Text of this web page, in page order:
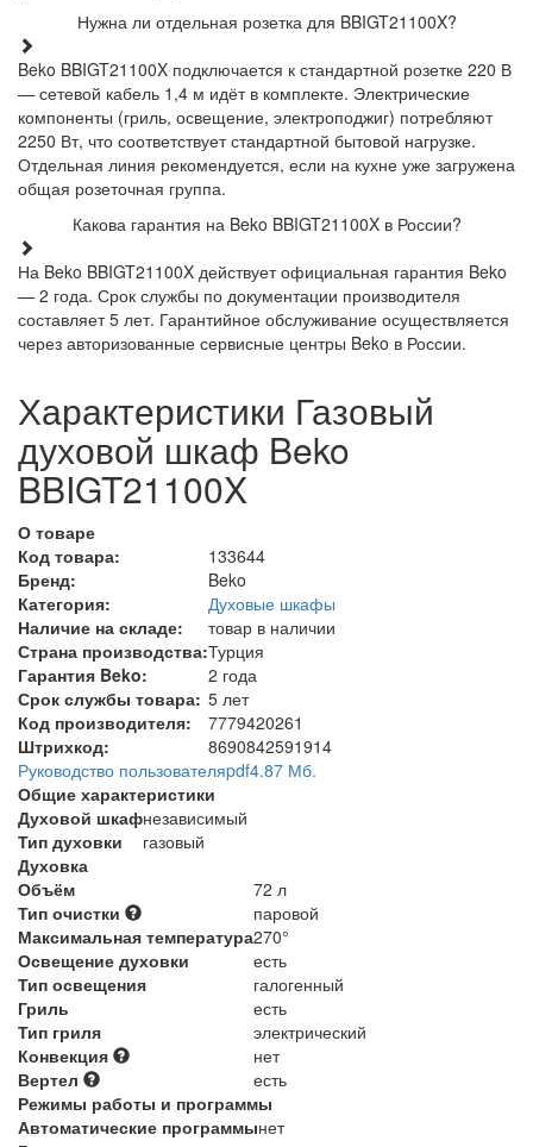
Нужна ли отдельная розетка для BBIGT21100X?
Beko BBIGT21100X подключается к стандартной розетке 220 В
— сетевой кабель 1,4 м идёт в комплекте. Электрические
компоненты (гриль, освещение, электроподжиг) потребляют
2250 Вт, что соответствует стандартной бытовой нагрузке.
Отдельная линия рекомендуется, если на кухне уже загружена
общая розеточная группа.
Какова гарантия на Beko BBIGT21100X в России?
На Beko BBIGT21100X действует официальная гарантия Beko
— 2 года. Срок службы по документации производителя
составляет 5 лет. Гарантийное обслуживание осуществляется
через авторизованные сервисные центры Beko в России.
Характеристики Газовый
духовой шкаф Beko
BBIGT21100X
О товаре
Код товара:
133644
Бренд:
Beko
Категория:
Духовые шкафы
Наличие на складе:
товар в наличии
Страна производства:Турция
Гарантия Beko:
2 года
Срок службы товара: 5 лет
Код производителя:
7779420261
Штрихкод:
8690842591914
Руководство пользователяpdf4.87 Мб.
Общие характеристики
Духовой шкафнезависимый
Тип духовки
газовый
Духовка
Объём
72 л
Тип очистки
паровой
Максимальная температура270°
Освещение духовки
есть
Тип освещения
галогенный
Гриль
есть
Тип гриля
электрический
Конвекция
нет
Вертел
есть
Режимы работы и программы
Автоматические программынет